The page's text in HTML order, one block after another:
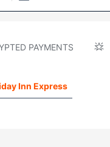
PAYMENTS
Inn Express